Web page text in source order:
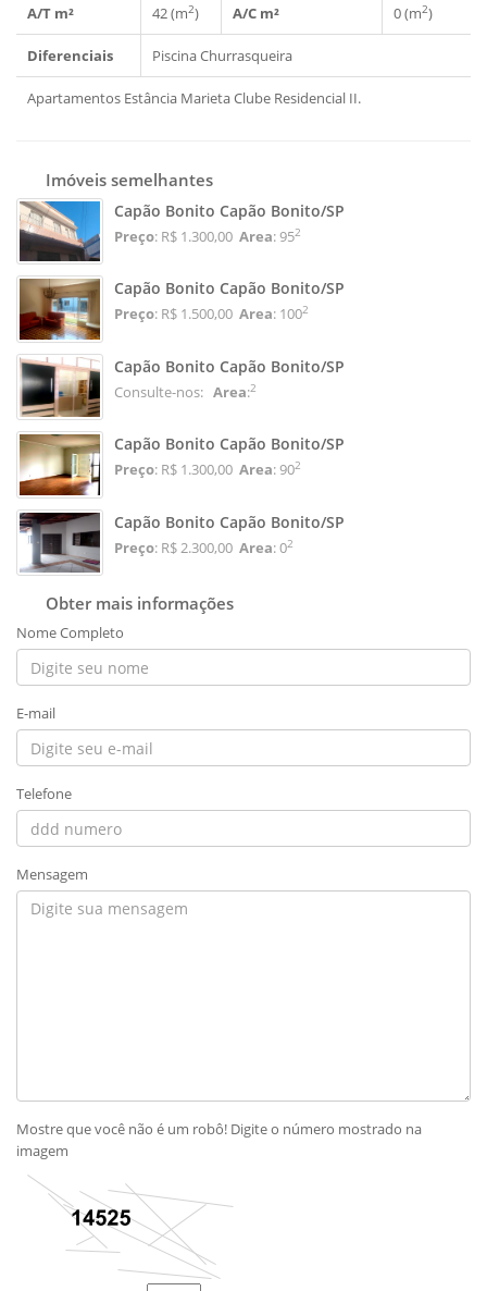
A/T m² 42 (m2) A/C m² 0 (m2)
Diferenciais PiscinaChurrasqueira
Apartamentos Estância Marieta Clube Residencial II.
Imóveis semelhantes
Capão Bonito Capão Bonito/SP
Preço: R$ 1.300,00 Area: 952
Capão Bonito Capão Bonito/SP
Preço: R$ 1.500,00 Area: 1002
Capão Bonito Capão Bonito/SP
Consulte-nos: Area:2
Capão Bonito Capão Bonito/SP
Preço: R$ 1.300,00 Area: 902
Capão Bonito Capão Bonito/SP
Preço: R$ 2.300,00 Area: 02
Obter mais informações
Nome Completo
E-mail
Telefone
Mensagem
Mostre que você não é um robô! Digite o número mostrado na
imagem